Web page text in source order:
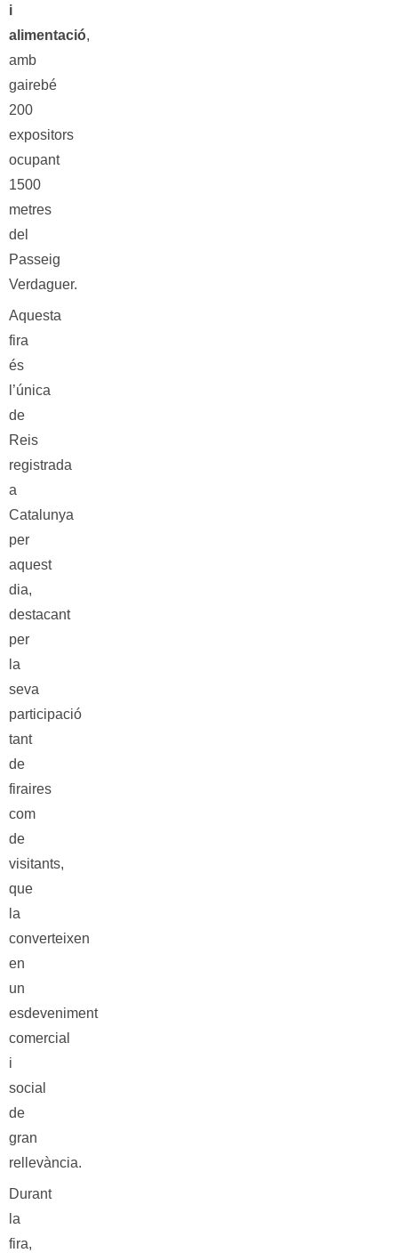
i
alimentació,
amb
gairebé
200
expositors
ocupant
1500
metres
del
Passeig
Verdaguer.
Aquesta
fira
és
l’única
de
Reis
registrada
a
Catalunya
per
aquest
dia,
destacant
per
la
seva
participació
tant
de
firaires
com
de
visitants,
que
la
converteixen
en
un
esdeveniment
comercial
i
social
de
gran
rellevància.
Durant
la
fira,